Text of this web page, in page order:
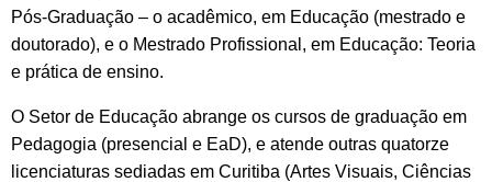
Pós-Graduação – o acadêmico, em Educação (mestrado e
doutorado), e o Mestrado Profissional, em Educação: Teoria
e prática de ensino.
O Setor de Educação abrange os cursos de graduação em
Pedagogia (presencial e EaD), e atende outras quatorze
licenciaturas sediadas em Curitiba (Artes Visuais, Ciências